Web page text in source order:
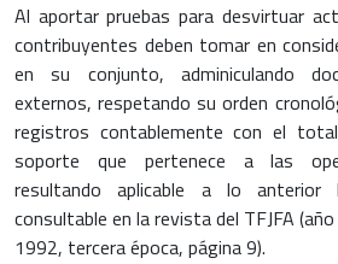
Al aportar pruebas para desvirtuar
contribuyentes deben tomar en
en su conjunto, adminiculando
externos, respetando su orden
registros contablemente con el
soporte que pertenece a las
resultando aplicable a lo anterior
consultable en la revista del TFJFA
1992, tercera época, página 9).